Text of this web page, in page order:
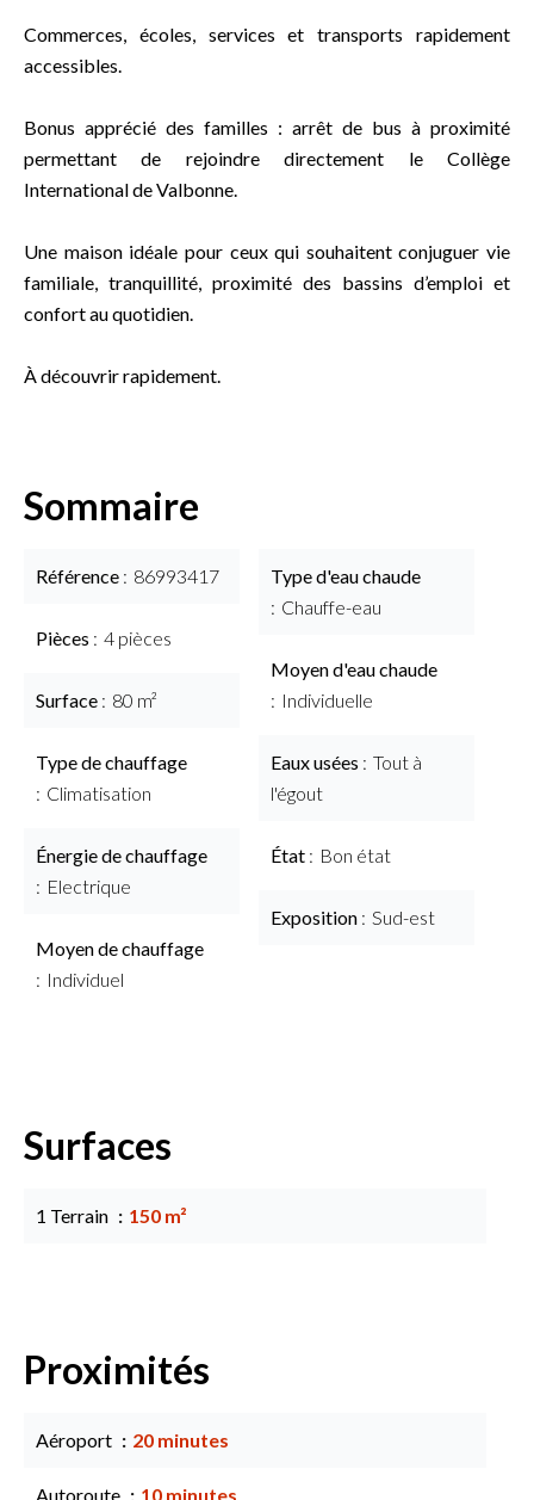
Commerces, écoles, services et transports rapidement
accessibles.
Bonus apprécié des familles : arrêt de bus à proximité
permettant de rejoindre directement le Collège
International de Valbonne.
Une maison idéale pour ceux qui souhaitent conjuguer vie
familiale, tranquillité, proximité des bassins d’emploi et
confort au quotidien.
À découvrir rapidement.
Sommaire
Référence 86993417
Pièces 4 pièces
Surface 80 m²
Type de chauffage
Climatisation
Énergie de chauffage
Electrique
Moyen de chauffage
Individuel
Type d'eau chaude
Chauffe-eau
Moyen d'eau chaude
Individuelle
Eaux usées
Tout à
l'égout
État Bon état
Exposition Sud-est
Surfaces
1 Terrain 150 m²
Proximités
Aéroport 20 minutes
Autoroute 10 minutes